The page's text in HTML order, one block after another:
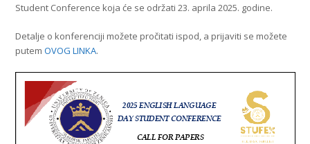
Student Conference koja će se održati 23. aprila 2025. godine.
Detalje o konferenciji možete pročitati ispod, a prijaviti se možete
putemOVOG LINKA.